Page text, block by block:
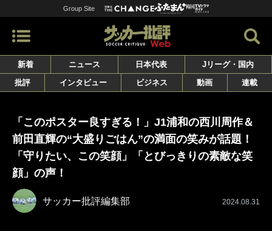
Group Site
新着 ニュース 日本代表
Jリーグ・国内
批評
インタビュー ビジネス 動画 連載
「このポスター良すぎる！」J1浦和の西川周作＆
前田直輝の“大盛りごはん”の満面の笑みが話題！
「守りたい、この笑顔」「とびっきりの素敵な笑
顔」の声！
サッカー批評編集部 2024.08.31